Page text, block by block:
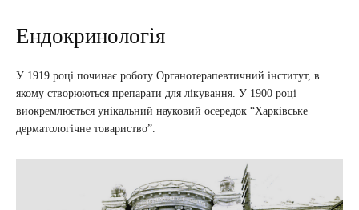
Ендокринологія
У 1919 році починає роботу Органотерапевтичний інститут, в
якому створюються препарати для лікування. У 1900 році
виокремлюється унікальний науковий осередок “Харківське
дерматологічне товариство”.